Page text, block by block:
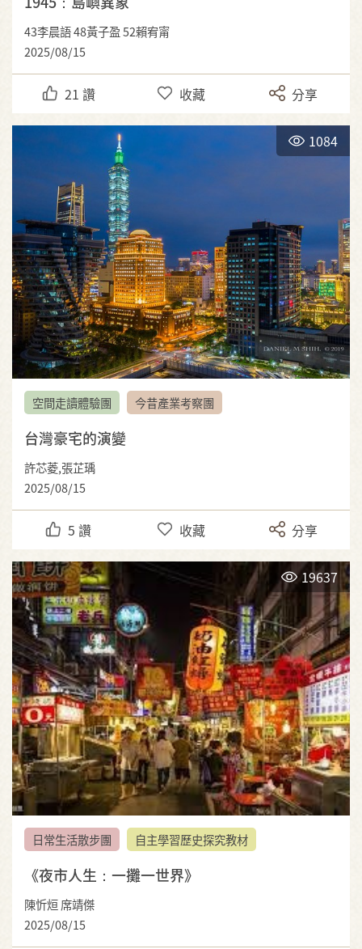
43李晨語 48黃子盈 52賴宥甯
2025/08/15
21 讚 收藏 分享
1084
空間走讀體驗團 今昔產業考察團
台灣豪宅的演變
許芯菱,張芷瑀
2025/08/15
5 讚 收藏 分享
19637
日常生活散步團 自主學習歷史探究教材
《夜市人生：一攤一世界》
陳忻烜 席靖傑
2025/08/15